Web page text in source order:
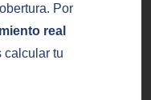
Por
real
calcular tu